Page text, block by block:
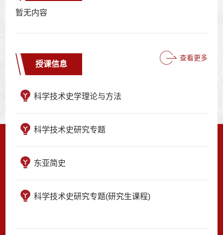
暂无内容
授课信息
查看更多
科学技术史学理论与方法
科学技术史研究专题
东亚简史
科学技术史研究专题(研究生课程)